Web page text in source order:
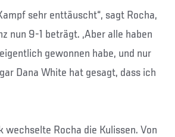
sehr enttäuscht“, sagt Rocha,
nun 9-1 beträgt. „Aber alle haben
gewonnen habe, und nur
Dana White hat gesagt, dass ich
wechselte Rocha die Kulissen. Von